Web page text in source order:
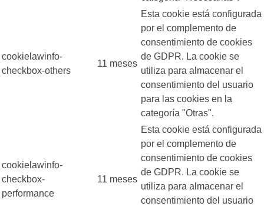
cookielawinfo-
checkbox-others
11 meses
Esta cookie está configurada
por el complemento de
consentimiento de cookies
de GDPR. La cookie se
utiliza para almacenar el
consentimiento del usuario
para las cookies en la
categoría "Otras".
cookielawinfo-
checkbox-
performance
11 meses
Esta cookie está configurada
por el complemento de
consentimiento de cookies
de GDPR. La cookie se
utiliza para almacenar el
consentimiento del usuario